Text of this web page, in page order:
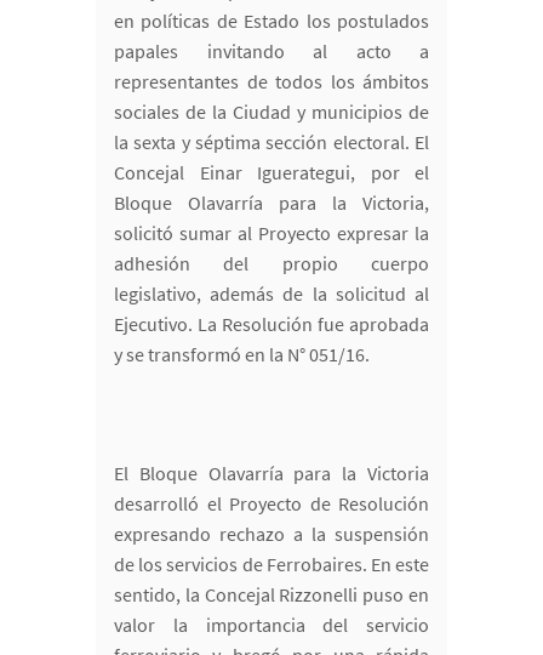
en políticas de Estado los postulados
papales invitando al acto a
representantes de todos los ámbitos
sociales de la Ciudad y municipios de
la sexta y séptima sección electoral. El
Concejal Einar Iguerategui, por el
Bloque Olavarría para la Victoria,
solicitó sumar al Proyecto expresar la
adhesión del propio cuerpo
legislativo, además de la solicitud al
Ejecutivo. La Resolución fue aprobada
y se transformó en la N° 051/16.
El Bloque Olavarría para la Victoria
desarrolló el Proyecto de Resolución
expresando rechazo a la suspensión
de los servicios de Ferrobaires. En este
sentido, la Concejal Rizzonelli puso en
valor la importancia del servicio